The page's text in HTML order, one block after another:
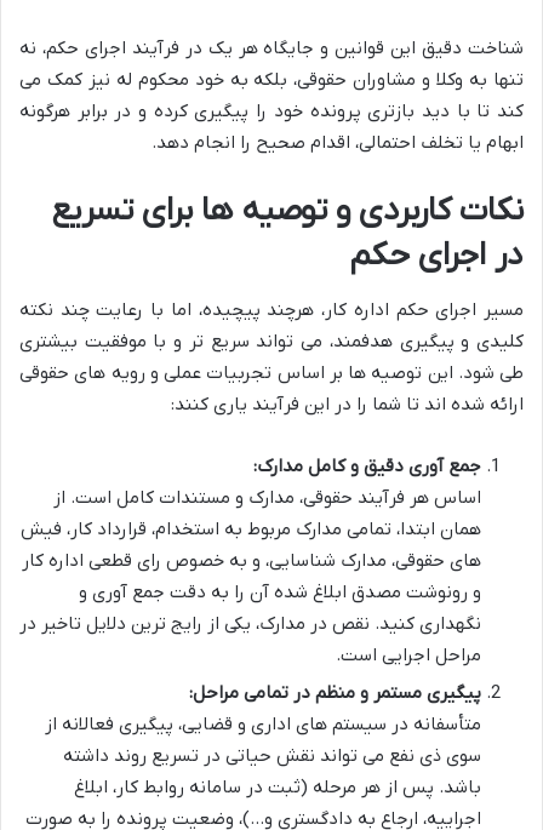
شناخت دقیق این قوانین و جایگاه هر یک در فرآیند اجرای حکم، نه
تنها به وکلا و مشاوران حقوقی، بلکه به خود محکوم له نیز کمک می
کند تا با دید بازتری پرونده خود را پیگیری کرده و در برابر هرگونه
ابهام یا تخلف احتمالی، اقدام صحیح را انجام دهد.
نکات کاربردی و توصیه ها برای تسریع
در اجرای حکم
مسیر اجرای حکم اداره کار، هرچند پیچیده، اما با رعایت چند نکته
کلیدی و پیگیری هدفمند، می تواند سریع تر و با موفقیت بیشتری
طی شود. این توصیه ها بر اساس تجربیات عملی و رویه های حقوقی
ارائه شده اند تا شما را در این فرآیند یاری کنند:
جمع آوری دقیق و کامل مدارک:
اساس هر فرآیند حقوقی، مدارک و مستندات کامل است. از
همان ابتدا، تمامی مدارک مربوط به استخدام، قرارداد کار، فیش
های حقوقی، مدارک شناسایی، و به خصوص رای قطعی اداره کار
و رونوشت مصدق ابلاغ شده آن را به دقت جمع آوری و
نگهداری کنید. نقص در مدارک، یکی از رایج ترین دلایل تاخیر در
مراحل اجرایی است.
پیگیری مستمر و منظم در تمامی مراحل:
متأسفانه در سیستم های اداری و قضایی، پیگیری فعالانه از
سوی ذی نفع می تواند نقش حیاتی در تسریع روند داشته
باشد. پس از هر مرحله (ثبت در سامانه روابط کار، ابلاغ
اجراییه، ارجاع به دادگستری و…)، وضعیت پرونده را به صورت